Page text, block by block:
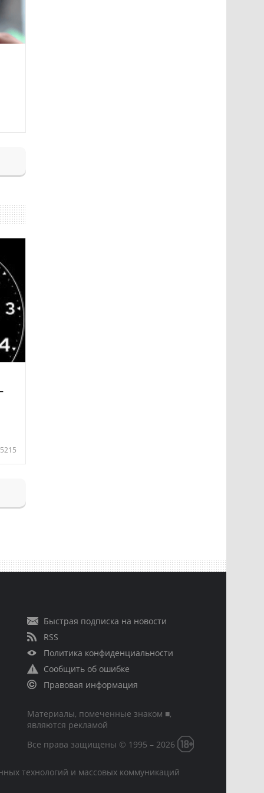
5215
Быстрая подписка на новости
RSS
Политика конфиденциальности
Сообщить об ошибке
Правовая информация
Материалы, помеченные знаком ■,
являются рекламой
Все права защищены © 1995 – 2026
технологий и массовых коммуникаций